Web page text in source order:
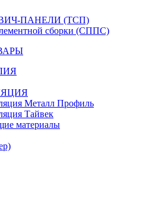
ПАНЕЛИ (ТСП)
сборки (СППС)
Металл Профиль
Тайвек
материалы